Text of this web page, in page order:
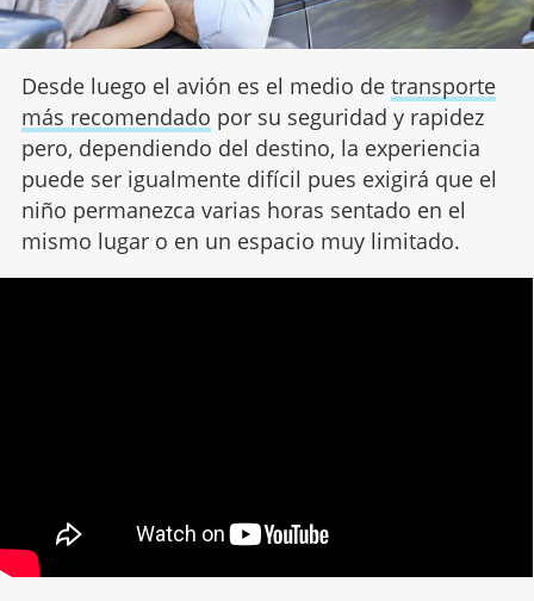
Desde luego el avión es el medio de transporte
más recomendado por su seguridad y rapidez
pero, dependiendo del destino, la experiencia
puede ser igualmente difícil pues exigirá que el
niño permanezca varias horas sentado en el
mismo lugar o en un espacio muy limitado.